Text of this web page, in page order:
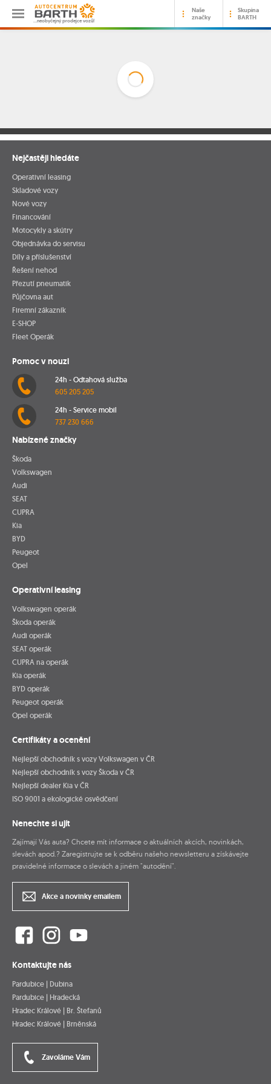
…neobyčejný prodejce vozů!
Naše
značky
Skupina
BARTH
Nejčastěji hledáte
Operativní leasing
Skladové vozy
Nové vozy
Financování
Motocykly a skútry
Objednávka do servisu
Díly a příslušenství
Řešení nehod
Přezutí pneumatik
Půjčovna aut
Firemní zákazník
E-SHOP
Fleet Operák
Pomoc v nouzi
24h - Odtahová služba
605 205 205
24h - Service mobil
737 230 666
Nabízené značky
Škoda
Volkswagen
Audi
SEAT
CUPRA
Kia
BYD
Peugeot
Opel
Operativní leasing
Volkswagen operák
Škoda operák
Audi operák
SEAT operák
CUPRA na operák
Kia operák
BYD operák
Peugeot operák
Opel operák
Certifikáty a ocenění
Nejlepší obchodník s vozy Volkswagen v ČR
Nejlepší obchodník s vozy Škoda v ČR
Nejlepší dealer Kia v ČR
ISO 9001 a ekologické osvědčení
Nenechte si ujít
Zajímají Vás auta? Chcete mít informace o aktuálních akcích, novinkách,
slevách apod.? Zaregistrujte se k odběru našeho newsletteru a získávejte
pravidelné informace o slevách a jiném "autodění".
Akce a novinky emailem
Kontaktujte nás
Pardubice | Dubina
Pardubice | Hradecká
Hradec Králové | Br. Štefanů
Hradec Králové | Brněnská
Zavoláme Vám